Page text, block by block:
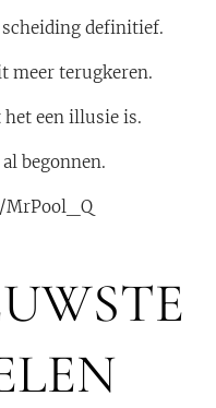
scheiding definitief.
meer terugkeren.
een illusie is.
begonnen.